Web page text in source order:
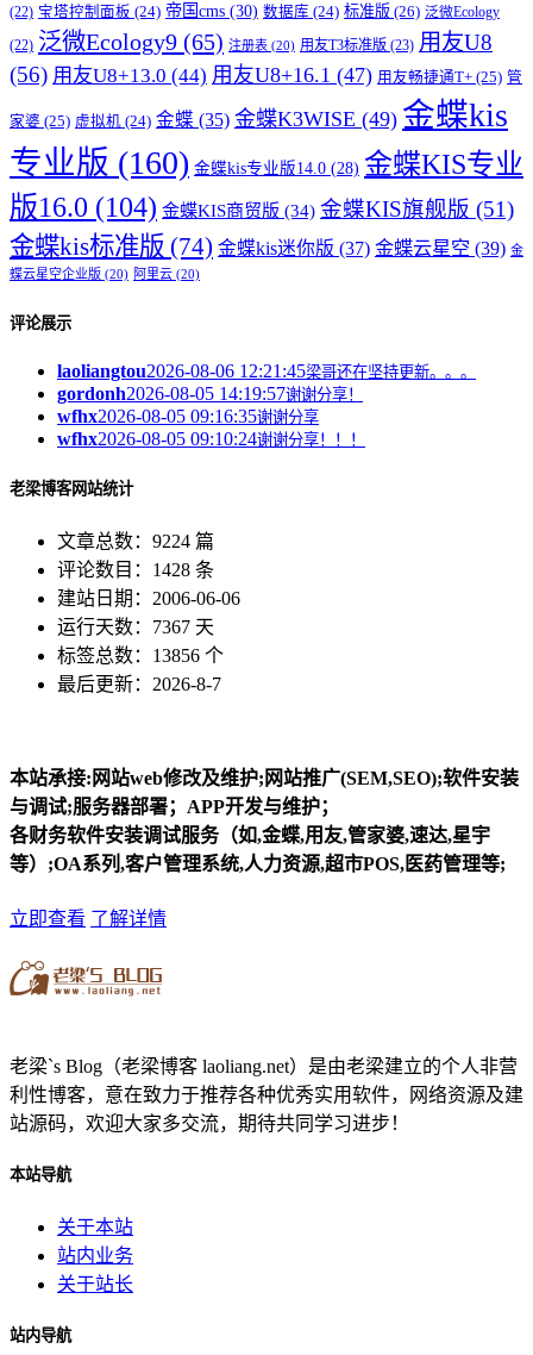
(22) 宝塔控制面板 (24) 帝国cms (30) 数据库 (24) 标准版 (26) 泛微Ecology
(22) 泛微Ecology9 (65) 注册表 (20) 用友T3标准版 (23) 用友U8
(56) 用友U8+13.0 (44) 用友U8+16.1 (47) 用友畅捷通T+ (25) 管
家婆 (25) 虚拟机 (24) 金蝶 (35) 金蝶K3WISE (49) 金蝶kis
专业版 (160) 金蝶kis专业版14.0 (28) 金蝶KIS专业
版16.0 (104) 金蝶KIS商贸版 (34) 金蝶KIS旗舰版 (51)
金蝶kis标准版 (74) 金蝶kis迷你版 (37) 金蝶云星空 (39) 金
蝶云星空企业版 (20) 阿里云 (20)
评论展示
laoliangtou2026-08-06 12:21:45梁哥还在坚持更新。。。
gordonh2026-08-05 14:19:57谢谢分享！
wfhx2026-08-05 09:16:35谢谢分享
wfhx2026-08-05 09:10:24谢谢分享！！！
老梁博客网站统计
文章总数：9224 篇
评论数目：1428 条
建站日期：2006-06-06
运行天数：7367 天
标签总数：13856 个
最后更新：2026-8-7
本站承接:网站web修改及维护;网站推广(SEM,SEO);软件安装
与调试;服务器部署；APP开发与维护；
各财务软件安装调试服务（如,金蝶,用友,管家婆,速达,星宇
等）;OA系列,客户管理系统,人力资源,超市POS,医药管理等;
立即查看 了解详情
老梁`s Blog（老梁博客 laoliang.net）是由老梁建立的个人非营
利性博客，意在致力于推荐各种优秀实用软件，网络资源及建
站源码，欢迎大家多交流，期待共同学习进步！
本站导航
关于本站
站内业务
关于站长
站内导航